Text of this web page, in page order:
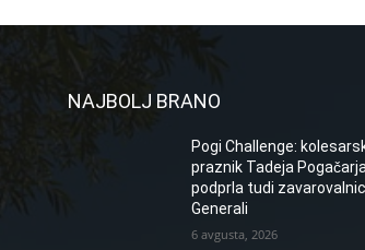
NAJBOLJ BRANO
Pogi Challenge:
praznik Tadeja Pogačarja
podprla tudi
Generali
6 avgusta, 2026